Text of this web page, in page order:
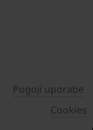
Pogoji uporabe
Cookies